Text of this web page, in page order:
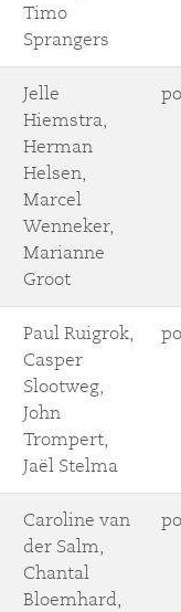
Timo
Sprangers
Jelle
Hiemstra,
Herman
Helsen,
Marcel
Wenneker,
Marianne
Groot
Paul Ruigrok,
Casper
Slootweg,
John
Trompert,
Jaël Stelma
Caroline van
der Salm,
Chantal
Bloemhard,